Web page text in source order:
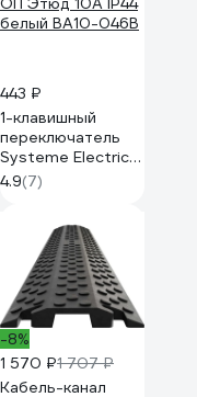
443 ₽
1-клавишный
переключатель
Systeme Electric
ОП Этюд 10А IP44
белый BA10-046B
4.9(7)
-8%
1 570 ₽1 707 ₽
Кабель-канал